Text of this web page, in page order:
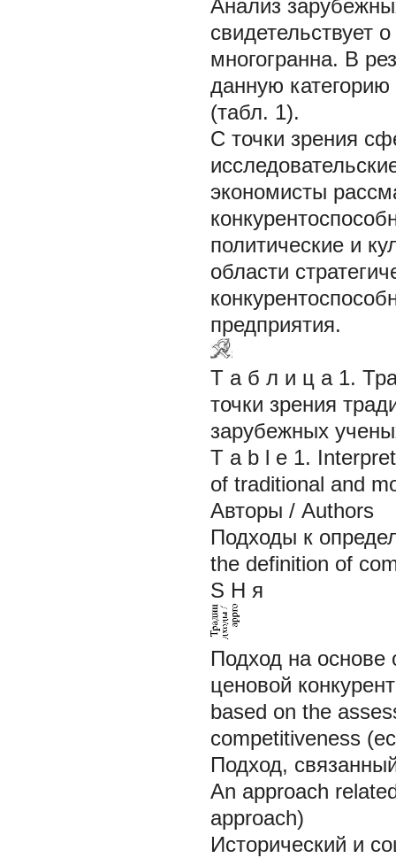
Анализ
свидетельствует
многогранна. В
данную
(табл. 1).
С точки зрения
экономисты
политические и
области
предприятия.
Т а б л и ц а 1.
точки зрения
зарубежных
T a b l e 1.
of traditional and
Авторы / Authors
Подходы к
the definition of
S Н я
Подход на основе
ценовой
based on the
competitiveness
Подход,
An approach
approach)
Исторический и